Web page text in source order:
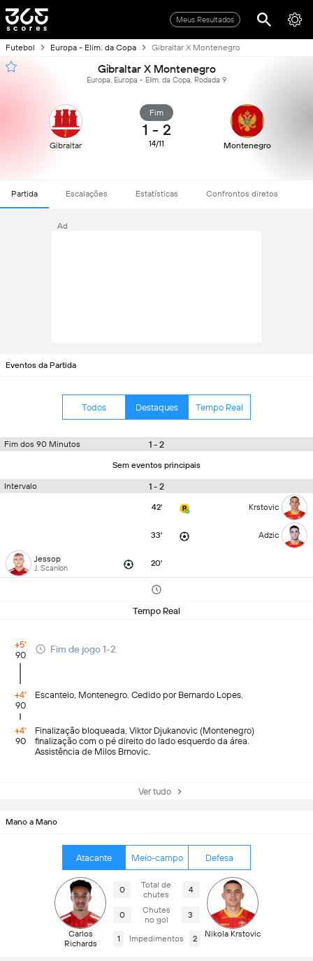
Meus Resultados
Futebol Europa - Elim. da Copa Gibraltar X Montenegro
Gibraltar X Montenegro
Europa, Europa - Elim. da Copa, Rodada 9
Gibraltar
Fim
1 - 2
14/11 Montenegro
Partida Escalações Estatísticas Confrontos diretos
Ad
Eventos da Partida
Todos Destaques Tempo Real
Fim dos 90 Minutos 1 - 2
Sem eventos principais
Intervalo 1 - 2
42' Krstovic
33' Adzic
Jessop
J. Scanlon 20'
Tempo Real
+5'
90
Fim de jogo 1-2
+4'
90
Escanteio, Montenegro. Cedido por Bernardo Lopes.
+4'
90
Finalização bloqueada, Viktor Djukanovic (Montenegro)
finalização com o pé direito do lado esquerdo da área.
Assistência de Milos Brnovic.
Ver tudo
Mano a Mano
Atacante Meio-campo Defesa
Carlos
Richards
0
Total de
chutes
4
0
Chutes
no gol
3
1 Impedimentos 2 Nikola Krstovic